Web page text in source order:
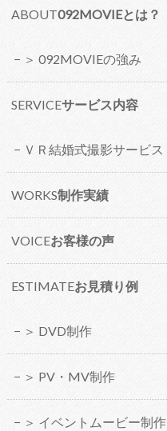
ABOUT092MOVIEとは？
＞ 092MOVIEの強み
SERVICEサービス内容
ＶＲ結婚式撮影サービス
WORKS制作実績
VOICEお客様の声
ESTIMATEお見積り例
＞ DVD制作
＞ PV・MV制作
＞ イベントムービー制作